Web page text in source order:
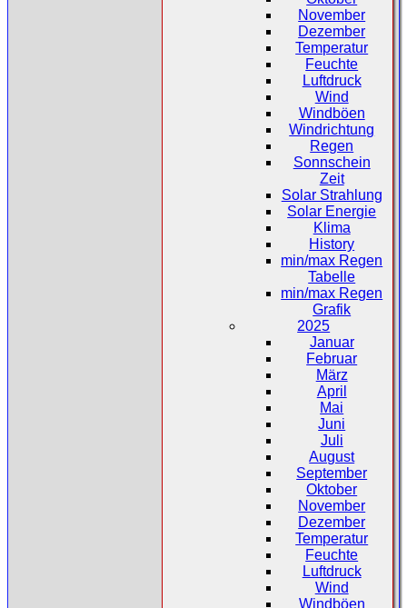
November
Dezember
Temperatur
Feuchte
Luftdruck
Wind
Windböen
Windrichtung
Regen
Sonnschein
Zeit
Solar Strahlung
Solar Energie
Klima
History
min/max Regen
Tabelle
min/max Regen
Grafik
2025
Januar
Februar
März
April
Mai
Juni
Juli
August
September
Oktober
November
Dezember
Temperatur
Feuchte
Luftdruck
Wind
Windböen